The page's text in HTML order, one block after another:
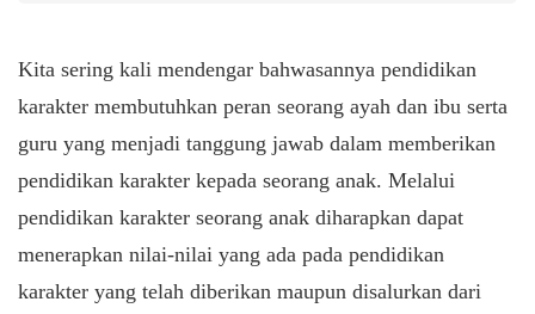
Kita sering kali mendengar bahwasannya pendidikan
karakter membutuhkan peran seorang ayah dan ibu serta
guru yang menjadi tanggung jawab dalam memberikan
pendidikan karakter kepada seorang anak. Melalui
pendidikan karakter seorang anak diharapkan dapat
menerapkan nilai-nilai yang ada pada pendidikan
karakter yang telah diberikan maupun disalurkan dari